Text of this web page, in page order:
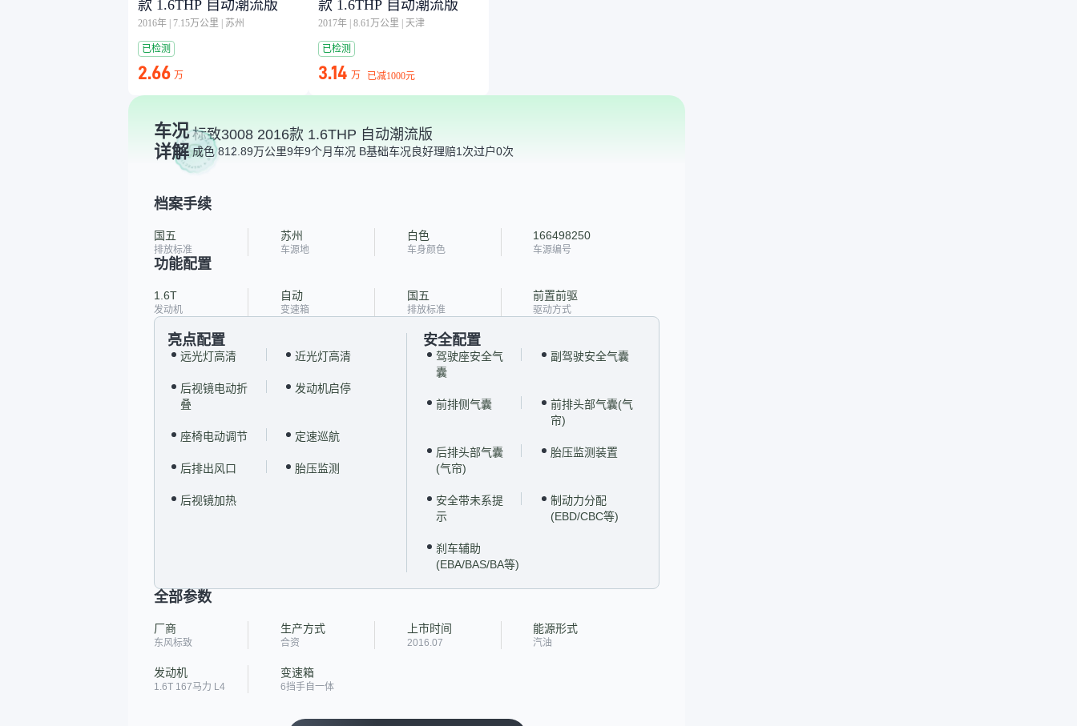
款 1.6THP 自动潮流版
2016年 7.15万公里 苏州
已检测
2.66 万
款 1.6THP 自动潮流版
2017年 8.61万公里 天津
已检测
3.14 万 已减1000元
车况
详解
标致3008 2016款 1.6THP 自动潮流版
成色 812.89万公里9年9个月车况 B基础车况良好理赔1次过户0次
档案手续
国五
排放标准
苏州
车源地
白色
车身颜色
166498250
车源编号
功能配置
1.6T
发动机
自动
变速箱
国五
排放标准
前置前驱
驱动方式
亮点配置
远光灯高清 近光灯高清
后视镜电动折
叠
发动机启停
座椅电动调节 定速巡航
后排出风口 胎压监测
后视镜加热
安全配置
驾驶座安全气
囊
副驾驶安全气囊
前排侧气囊
前排头部气囊(气
帘)
后排头部气囊
(气帘)
胎压监测装置
安全带未系提
示
制动力分配
(EBD/CBC等)
刹车辅助
(EBA/BAS/BA等)
全部参数
厂商
东风标致
生产方式
合资
上市时间
2016.07
能源形式
汽油
发动机
1.6T 167马力 L4
变速箱
6挡手自一体